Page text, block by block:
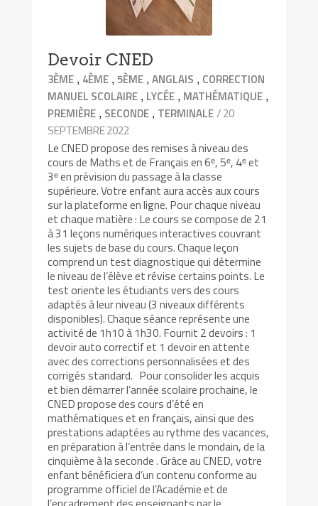
Devoir CNED
3ÈME , 4ÈME ,5ÈME ,ANGLAIS , CORRECTION
MANUEL SCOLAIRE , LYCÉE , MATHÉMATIQUE ,
PREMIÈRE , SECONDE , TERMINALE/ 20
SEPTEMBRE 2022
Le CNED propose des remises à niveau des
cours de Maths et de Français en 6ᵉ, 5ᵉ, 4ᵉ et
3ᵉ en prévision du passage à la classe
supérieure. Votre enfant aura accès aux cours
sur la plateforme en ligne. Pour chaque niveau
et chaque matière : Le cours se compose de 21
à 31 leçons numériques interactives couvrant
les sujets de base du cours. Chaque leçon
comprend un test diagnostique qui détermine
le niveau de l’élève et révise certains points. Le
test oriente les étudiants vers des cours
adaptés à leur niveau (3 niveaux différents
disponibles). Chaque séance représente une
activité de 1h10 à 1h30. Fournit 2 devoirs : 1
devoir auto correctif et 1 devoir en attente
avec des corrections personnalisées et des
corrigés standard. Pour consolider les acquis
et bien démarrer l’année scolaire prochaine, le
CNED propose des cours d’été en
mathématiques et en français, ainsi que des
prestations adaptées au rythme des vacances,
en préparation à l’entrée dans le mondain, de la
cinquième à la seconde . Grâce au CNED, votre
enfant bénéficiera d’un contenu conforme au
programme officiel de l’Académie et de